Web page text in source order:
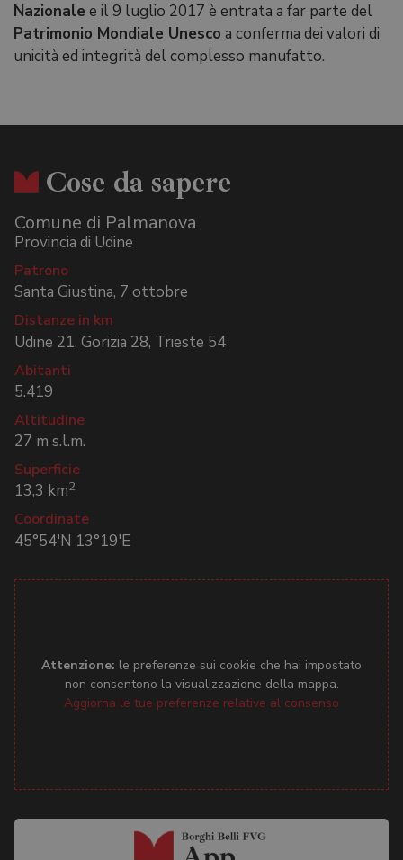
Nazionale e il 9 luglio 2017 è entrata a far parte del
Patrimonio Mondiale Unesco a conferma dei valori di
unicità ed integrità del complesso manufatto.
Cose da sapere
Comune di Palmanova
Provincia di Udine
Patrono
Santa Giustina, 7 ottobre
Distanze in km
Udine 21, Gorizia 28, Trieste 54
Abitanti
5.419
Altitudine
27 m s.l.m.
Superficie
13,3 km2
Coordinate
45°54'N 13°19'E
Attenzione: le preferenze sui cookie che hai impostato
non consentono la visualizzazione della mappa.
Aggiorna le tue preferenze relative al consenso